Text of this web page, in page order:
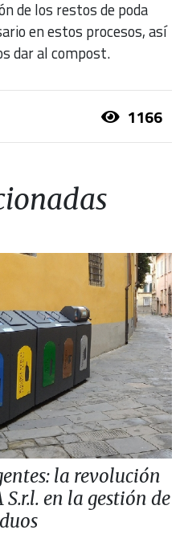
de los restos de poda
en estos procesos, así
dar al compost.
1166
la revolución
en la gestión de